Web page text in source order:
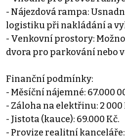
- Nájezdová rampa:
logistiku při nakládání a
- Venkovní prostory:
dvora pro parkování nebo
Finanční podmínky:
- Měsíční nájemné: 67.000
- Záloha na elektřinu: 2 000
- Jistota (kauce): 69.000 Kč.
- Provize realitní kanceláře: